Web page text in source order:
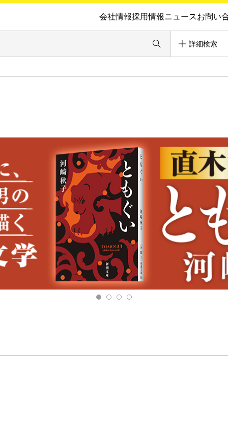
会社情報採用情報ニュースお問い
詳細検索